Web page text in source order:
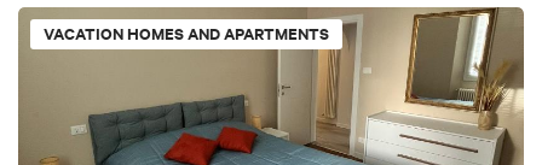
VACATION HOMES AND APARTMENTS